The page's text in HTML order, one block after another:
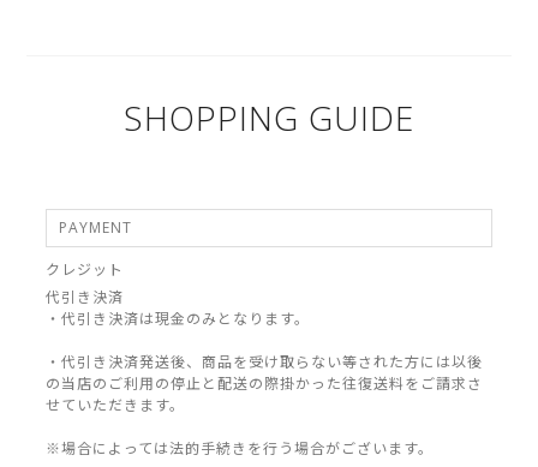
SHOPPING GUIDE
PAYMENT
クレジット
代引き決済
・代引き決済は現金のみとなります。
・代引き決済発送後、商品を受け取らない等された方には以後
の当店のご利用の停止と配送の際掛かった往復送料をご請求さ
せていただきます。
※場合によっては法的手続きを行う場合がございます。